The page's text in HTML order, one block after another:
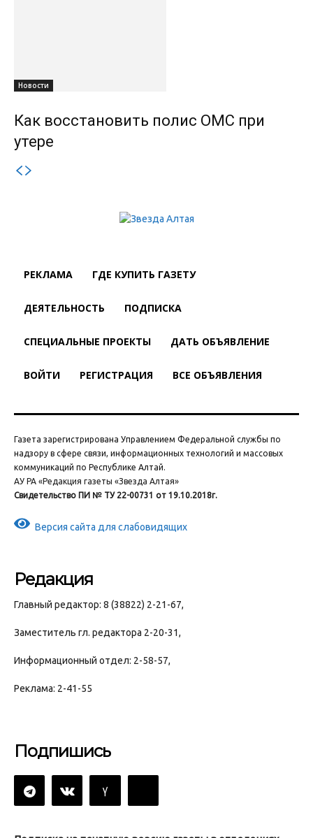
Новости
Как восстановить полис ОМС при
утере
РЕКЛАМА ГДЕ КУПИТЬ ГАЗЕТУ
ДЕЯТЕЛЬНОСТЬ ПОДПИСКА
СПЕЦИАЛЬНЫЕ ПРОЕКТЫ ДАТЬ ОБЪЯВЛЕНИЕ
ВОЙТИ РЕГИСТРАЦИЯ ВСЕ ОБЪЯВЛЕНИЯ
Газета зарегистрирована Управлением Федеральной службы по
надзору в сфере связи, информационных технологий и массовых
коммуникаций по Республике Алтай.
АУ РА «Редакция газеты «Звезда Алтая»
Свидетельство ПИ № ТУ 22-00731 от 19.10.2018г.
Версия сайта для слабовидящих
Редакция
Главный редактор: 8 (38822) 2-21-67,
Заместитель гл. редактора 2-20-31,
Информационный отдел: 2-58-57,
Реклама: 2-41-55
Подпишись